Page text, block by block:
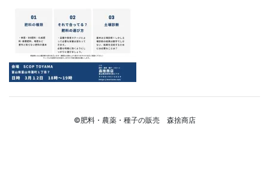
©肥料・農薬・種子の販売 森捨商店